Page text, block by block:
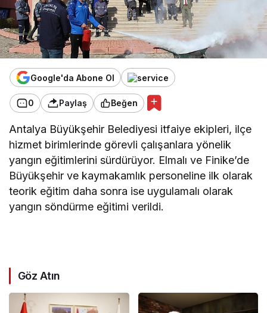
Google'da Abone Ol
0 Paylaş Beğen
Antalya Büyükşehir Belediyesi itfaiye ekipleri, ilçe
hizmet birimlerinde görevli çalışanlara yönelik
yangın eğitimlerini sürdürüyor. Elmalı ve Finike’de
Büyükşehir ve kaymakamlık personeline ilk olarak
teorik eğitim daha sonra ise uygulamalı olarak
yangın söndürme eğitimi verildi.
Göz Atın